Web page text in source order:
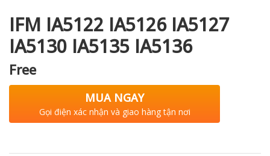
IFM IA5122 IA5126 IA5127
IA5130 IA5135 IA5136
Free
MUA NGAY
Gọi điện xác nhận và giao hàng tận nơi